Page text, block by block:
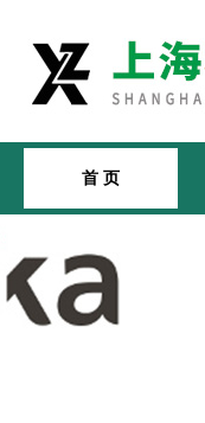
首 页